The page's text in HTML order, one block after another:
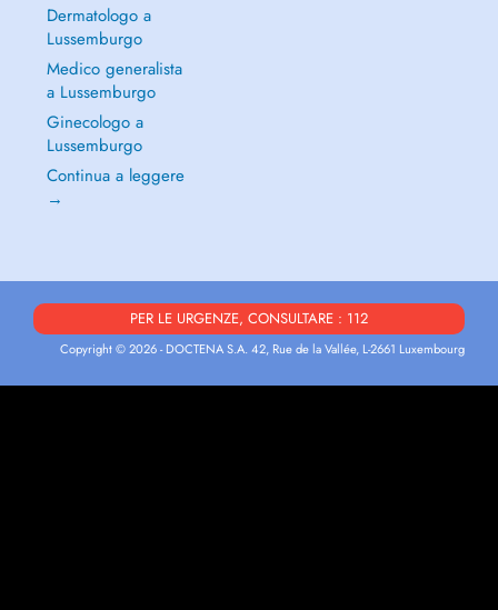
Dermatologo a
Lussemburgo
Medico generalista
a Lussemburgo
Ginecologo a
Lussemburgo
Continua a leggere
→
PER LE URGENZE, CONSULTARE : 112
Copyright © 2026 - DOCTENA S.A. 42, Rue de la Vallée, L-2661 Luxembourg